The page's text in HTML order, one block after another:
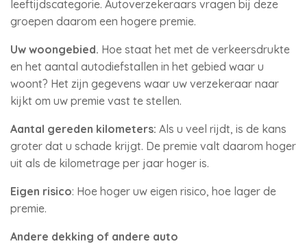
leeftijdscategorie. Autoverzekeraars vragen bij deze
groepen daarom een hogere premie.
Uw woongebied. Hoe staat het met de verkeersdrukte
en het aantal autodiefstallen in het gebied waar u
woont? Het zijn gegevens waar uw verzekeraar naar
kijkt om uw premie vast te stellen.
Aantal gereden kilometers: Als u veel rijdt, is de kans
groter dat u schade krijgt. De premie valt daarom hoger
uit als de kilometrage per jaar hoger is.
Eigen risico: Hoe hoger uw eigen risico, hoe lager de
premie.
Andere dekking of andere auto